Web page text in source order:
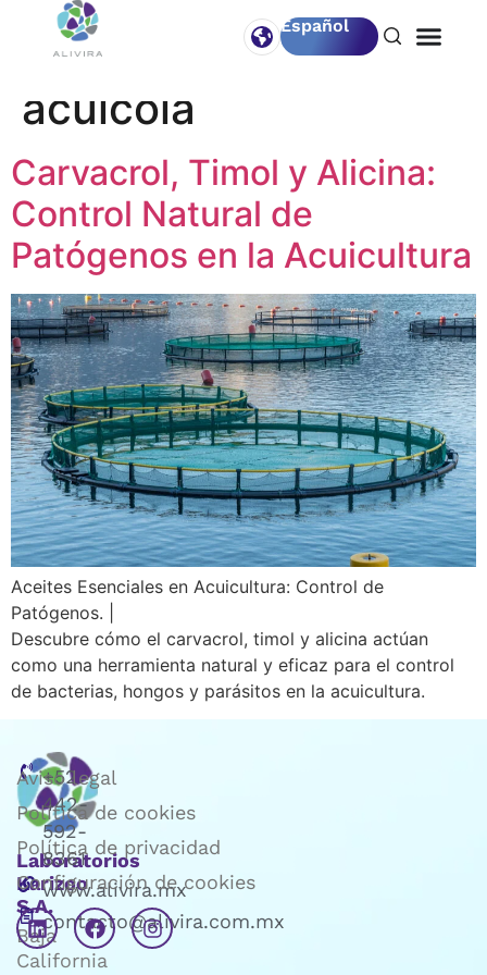
Español
Etiqueta:
Sanidad
acuícola
Carvacrol, Timol y Alicina:
Control Natural de
Patógenos en la Acuicultura
Aceites Esenciales en Acuicultura: Control de
Patógenos. |
Descubre cómo el carvacrol, timol y alicina actúan
como una herramienta natural y eficaz para el control
de bacterias, hongos y parásitos en la acuicultura.
Laboratorios
Karizoo
S.A.
Baja
California
+52
442-
592-
8361
www.alivira.mx
contacto@alivira.com.mx
Aviso legal
Política de cookies
Política de privacidad
Configuración de cookies